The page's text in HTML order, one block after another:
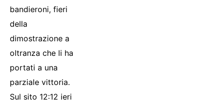
bandieroni, fieri
della
dimostrazione a
oltranza che li ha
portati a una
parziale vittoria.
Sul sito 12:12 ieri